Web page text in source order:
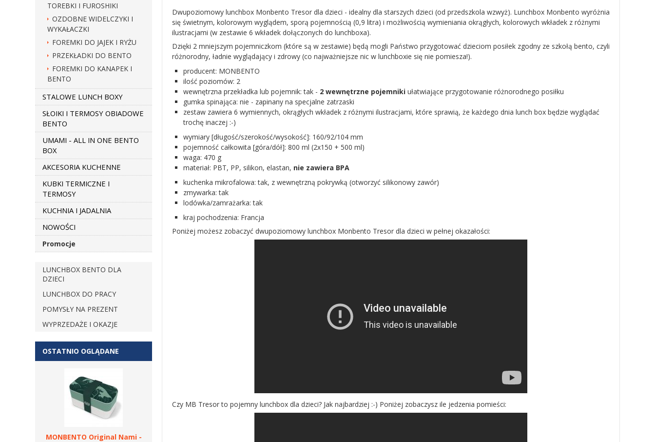
TOREBKI I FUROSHIKI
OZDOBNE WIDELCZYKI I
WYKAŁACZKI
FOREMKI DO JAJEK I RYŻU
PRZEKŁADKI DO BENTO
FOREMKI DO KANAPEK I
BENTO
STALOWE LUNCH BOXY
SŁOIKI I TERMOSY OBIADOWE
BENTO
UMAMI - ALL IN ONE BENTO
BOX
AKCESORIA KUCHENNE
KUBKI TERMICZNE I
TERMOSY
KUCHNIA I JADALNIA
NOWOŚCI
Promocje
LUNCHBOX BENTO DLA
DZIECI
LUNCHBOX DO PRACY
POMYSŁY NA PREZENT
WYPRZEDAŻE I OKAZJE
Dwupoziomowy lunchbox Monbento Tresor dla dzieci - idealny dla starszych dzieci (od przedszkola wzwyż). Lunchbox Monbento wyróżnia
się świetnym, kolorowym wyglądem, sporą pojemnością (0,9 litra) i możliwością wymieniania okrągłych, kolorowych wkładek z różnymi
ilustracjami (w zestawie 6 wkładek dołączonych do lunchboxa).
Dzięki 2 mniejszym pojemniczkom (które są w zestawie) będą mogli Państwo przygotować dzieciom posiłek zgodny ze szkołą bento, czyli
różnorodny, ładnie wyglądający i zdrowy (co najważniejsze nic w lunchboxie się nie pomiesza!).
producent: MONBENTO
ilość poziomów: 2
wewnętrzna przekładka lub pojemnik: tak - 2 wewnętrzne pojemniki ułatwiające przygotowanie różnorodnego posiłku
gumka spinająca: nie - zapinany na specjalne zatrzaski
zestaw zawiera 6 wymiennych, okrągłych wkładek z różnymi ilustracjami, które sprawią, że każdego dnia lunch box będzie wyglądać
trochę inaczej :-)
wymiary [długość/szerokość/wysokość]: 160/92/104 mm
pojemność całkowita [góra/dół]: 800 ml (2x150 + 500 ml)
waga: 470 g
materiał: PBT, PP, silikon, elastan, nie zawiera BPA
kuchenka mikrofalowa: tak, z wewnętrzną pokrywką (otworzyć silikonowy zawór)
zmywarka: tak
lodówka/zamrażarka: tak
kraj pochodzenia: Francja
Poniżej możesz zobaczyć dwupoziomowy lunchbox Monbento Tresor dla dzieci w pełnej okazałości:
Czy MB Tresor to pojemny lunchbox dla dzieci? Jak najbardziej :-) Poniżej zobaczysz ile jedzenia pomieści:
OSTATNIO OGLĄDANE
MONBENTO Original Nami -